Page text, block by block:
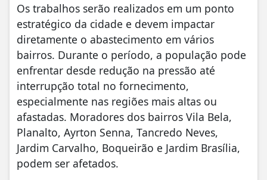
Os trabalhos serão realizados em um ponto
estratégico da cidade e devem impactar
diretamente o abastecimento em vários
bairros. Durante o período, a população pode
enfrentar desde redução na pressão até
interrupção total no fornecimento,
especialmente nas regiões mais altas ou
afastadas. Moradores dos bairros Vila Bela,
Planalto, Ayrton Senna, Tancredo Neves,
Jardim Carvalho, Boqueirão e Jardim Brasília,
podem ser afetados.